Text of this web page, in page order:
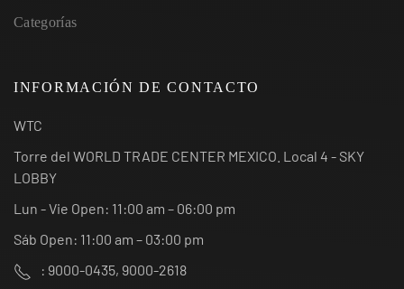
Categorías
INFORMACIÓN DE CONTACTO
WTC
Torre del WORLD TRADE CENTER MEXICO. Local 4 - SKY
LOBBY
Lun - Vie Open: 11:00 am – 06:00 pm
Sáb Open: 11:00 am – 03:00 pm
: 9000-0435, 9000-2618